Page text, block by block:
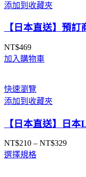
添加到收藏夾
【日本直送】預
NT$469
加入購物車
快速瀏覽
添加到收藏夾
【日本直送】日
NT$210 – NT$329價
選擇規格